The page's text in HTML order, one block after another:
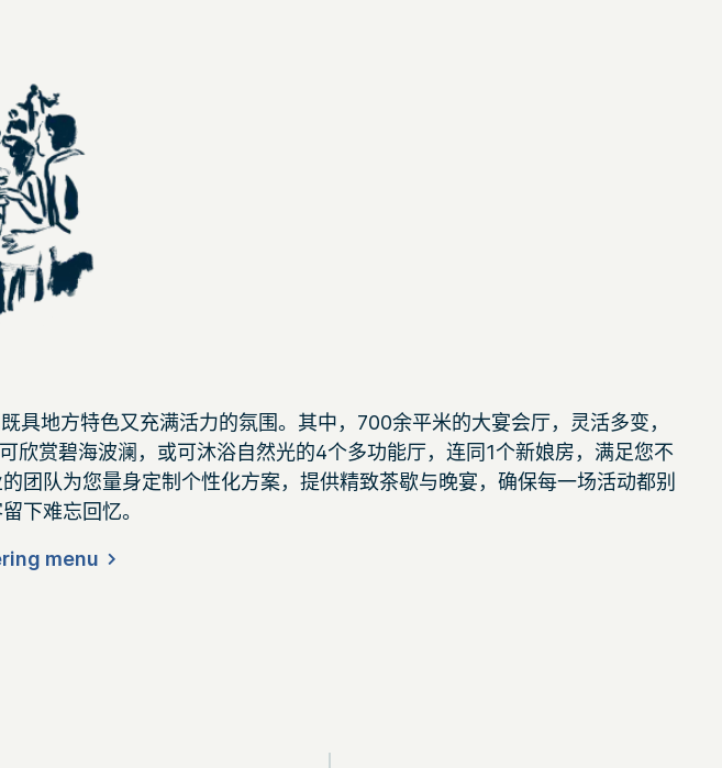
地方特色又充满活力的氛围。其中，700余平米的大宴会厅，灵活多变，
赏碧海波澜，或可沐浴自然光的4个多功能厅，连同1个新娘房，满足您不
团队为您量身定制个性化方案，提供精致茶歇与晚宴，确保每一场活动都别
下难忘回忆。
menu